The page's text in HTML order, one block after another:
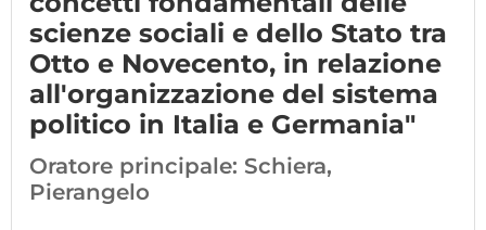
scienze sociali e dello Stato tra
Otto e Novecento, in relazione
all'organizzazione del sistema
politico in Italia e Germania"
Oratore principale: Schiera,
Pierangelo